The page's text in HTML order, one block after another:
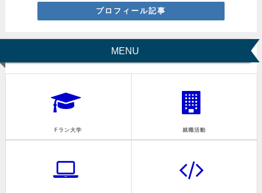
プロフィール記事
MENU
Fラン大学 就職活動